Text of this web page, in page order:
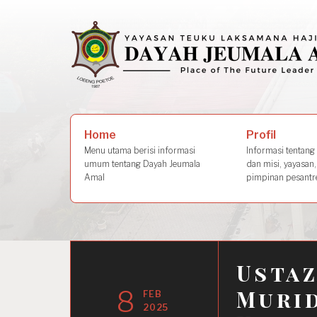
Home
Menu utama berisi informasi
umum tentang Dayah Jeumala
Amal
Profil
Informasi tentang
dan misi,
pimpinan
8
FEB
2025